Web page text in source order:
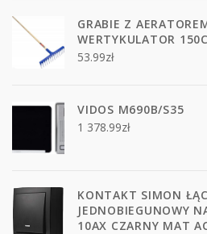
GRABIE Z
WERTYKULATOR
53.99zł
VIDOS M690B/S35
1 378.99zł
KONTAKT SIMON
JEDNOBIEGUNOWY
10AX CZARNY MAT